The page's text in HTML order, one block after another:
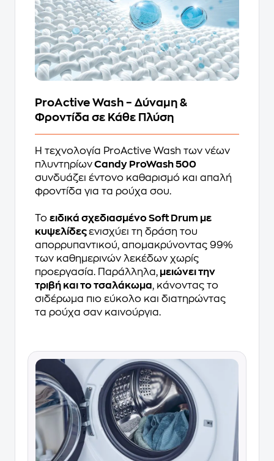
ProActive Wash – Δύναμη &
Φροντίδα σε Κάθε Πλύση
Η τεχνολογία ProActive Wash των νέων
πλυντηρίωνCandy ProWash 500
συνδυάζει έντονο καθαρισμό και απαλή
φροντίδα για τα ρούχα σου.
Το ειδικά σχεδιασμένο Soft Drum με
κυψελίδεςενισχύει τη δράση του
απορρυπαντικού, απομακρύνοντας 99%
των καθημερινών λεκέδων χωρίς
προεργασία. Παράλληλα, μειώνει την
τριβή και το τσαλάκωμα, κάνοντας το
σιδέρωμα πιο εύκολο και διατηρώντας
τα ρούχα σαν καινούργια.